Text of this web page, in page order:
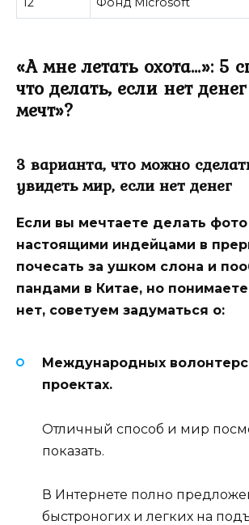
«А мне летать охота…»: 5
что делать, если нет
мечт»?
3 варианта, что можно
увидеть мир, если нет денег
Если вы мечтаете делать фото
настоящими индейцами в
почесать за ушком слона и
пандами в Китае, но
нет, советуем задуматься о:
Международных
проектах.
Отличный способ и мир
показать.
В Интернете полно
быстроногих и легких на